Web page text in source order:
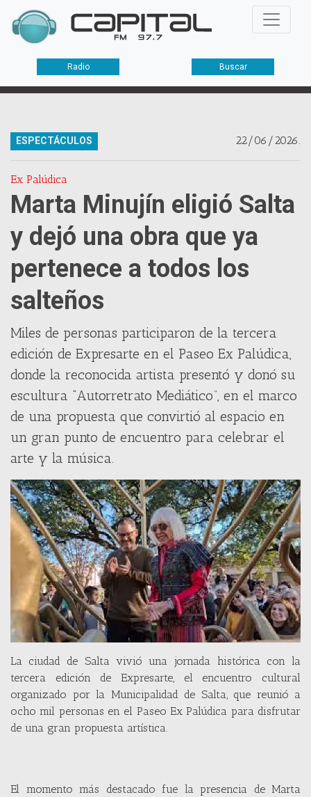
Radio Buscar
22/06/2026.
ESPECTÁCULOS
Ex Palúdica
Marta Minujín eligió Salta
y dejó una obra que ya
pertenece a todos los
salteños
Miles de personas participaron de la tercera
edición de Expresarte en el Paseo Ex Palúdica,
donde la reconocida artista presentó y donó su
escultura “Autorretrato Mediático”, en el marco
de una propuesta que convirtió al espacio en
un gran punto de encuentro para celebrar el
arte y la música.
La ciudad de Salta vivió una jornada histórica con la
tercera edición de Expresarte, el encuentro cultural
organizado por la Municipalidad de Salta, que reunió a
ocho mil personas en el Paseo Ex Palúdica para disfrutar
de una gran propuesta artística.
El momento más destacado fue la presencia de Marta